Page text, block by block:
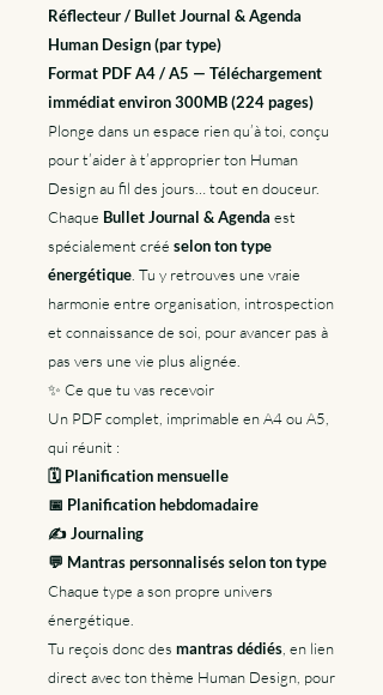
Réflecteur / Bullet Journal & Agenda
Human Design (par type)
Format PDF A4 / A5 — Téléchargement
immédiat environ 300MB (224 pages)
Plonge dans un espace rien qu’à toi, conçu
pour t’aider à t’approprier ton Human
Design au fil des jours… tout en douceur.
Chaque Bullet Journal & Agenda est
spécialement créé selon ton type
énergétique . Tu y retrouves une vraie
harmonie entre organisation, introspection
et connaissance de soi, pour avancer pas à
pas vers une vie plus alignée.
✨ Ce que tu vas recevoir
Un PDF complet, imprimable en A4 ou A5,
qui réunit :
🗓 Planification mensuelle
📅 Planification hebdomadaire
✍️ Journaling
💬 Mantras personnalisés selon ton type
Chaque type a son propre univers
énergétique.
Tu reçois donc des mantras dédiés , en lien
direct avec ton thème Human Design, pour